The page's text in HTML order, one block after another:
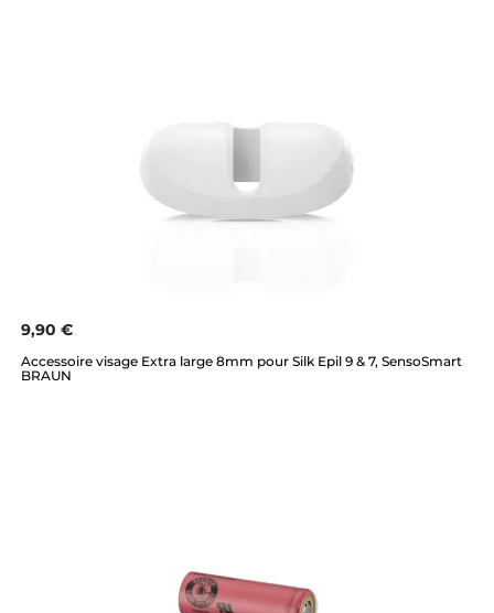
9,90 €
Accessoire visage Extra large 8mm pour Silk Epil 9 & 7, SensoSmart
BRAUN